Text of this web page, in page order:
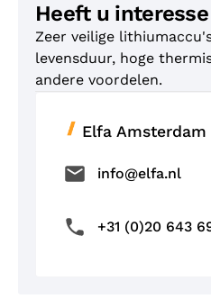
Heeft u
Zeer veilige
levensduur, hoge
andere voordelen.
Elfa Amsterdam
info@elfa.nl
+31 (0)20 643